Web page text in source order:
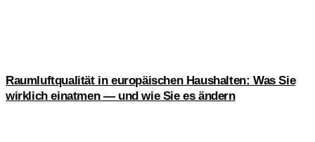
Raumluftqualität in europäischen Haushalten: Was Sie
wirklich einatmen — und wie Sie es ändern